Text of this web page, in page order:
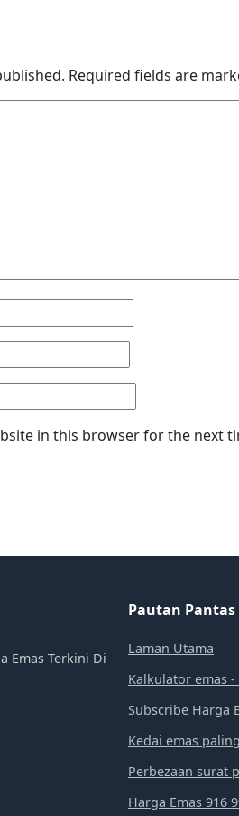
Required fields are
in this browser for the next
Emas Terkini Di
Pautan Pantas
Laman Utama
Kalkulator emas
Subscribe Harga
Kedai emas
Perbezaan surat
Harga Emas 916